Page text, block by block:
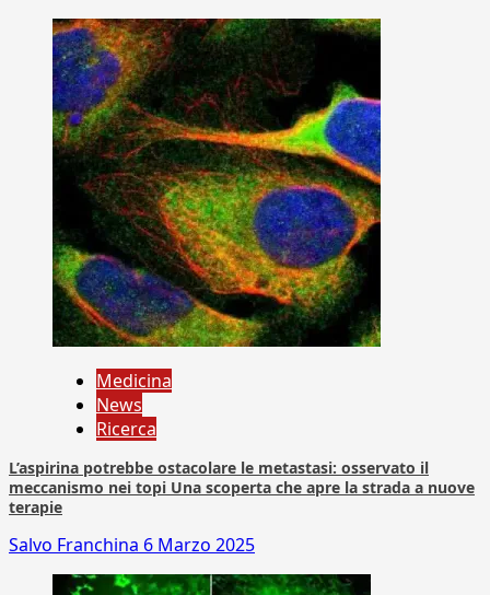
Medicina
News
Ricerca
L’aspirina potrebbe ostacolare le metastasi: osservato il
meccanismo nei topi Una scoperta che apre la strada a nuove
terapie
Salvo Franchina 6 Marzo 2025